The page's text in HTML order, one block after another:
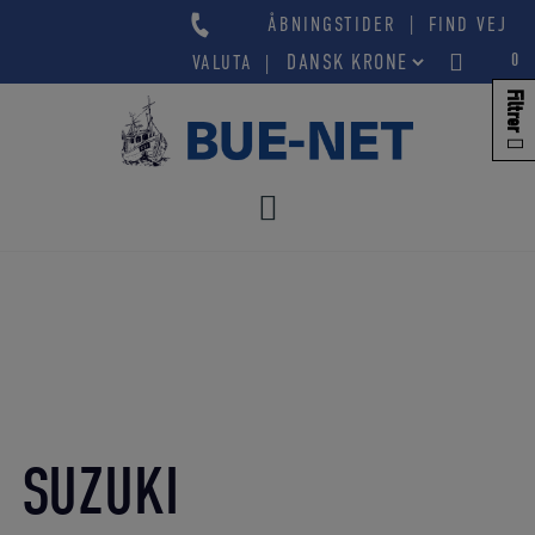
indholdet
ÅBNINGSTIDER |
FIND VEJ
VALUTA
0
SUZUKI
Filtrer